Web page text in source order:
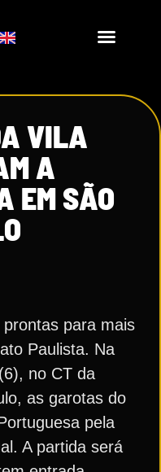
VILA
A
EM SÃO
para mais
Paulista. Na
no CT da
as garotas do
pela
A partida será